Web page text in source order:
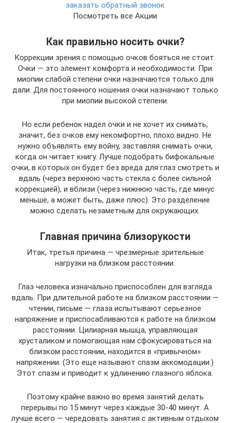
заказать обратный звонок
Посмотреть все Акции
Как правильно носить очки?
Коррекции зрения с помощью очков бояться не стоит.
Очки — это элемент комфорта и необходимости. При
миопии слабой степени очки назначаются только для
дали. Для постоянного ношения очки назначают только
при миопии высокой степени.
Но если ребенок надел очки и не хочет их снимать,
значит, без очков ему некомфортно, плохо видно. Не
нужно объявлять ему войну, заставляя снимать очки,
когда он читает книгу. Лучше подобрать бифокальные
очки, в которых он будет без вреда для глаз смотреть и
вдаль (через верхнюю часть стекла с более сильной
коррекцией), и вблизи (через нижнюю часть, где минус
меньше, а может быть, даже плюс). Это разделение
можно сделать незаметным для окружающих.
Главная причина близорукости
Итак, третья причина — чрезмерные зрительные
нагрузки на близком расстоянии.
Глаз человека изначально приспособлен для взгляда
вдаль. При длительной работе на близком расстоянии —
чтении, письме — глаза испытывают серьезное
напряжение и приспосабливаются к работе на близком
расстоянии. Цилиарная мышца, управляющая
хрусталиком и помогающая нам сфокусироваться на
близком расстоянии, находится в «привычном»
напряжении. (Это еще называют спазм аккомодации.)
Этот спазм и приводит к удлинению глазного яблока.
Поэтому крайне важно во время занятий делать
перерывы по 15 минут через каждые 30-40 минут. А
лучше всего — чередовать занятия с активным отдыхом